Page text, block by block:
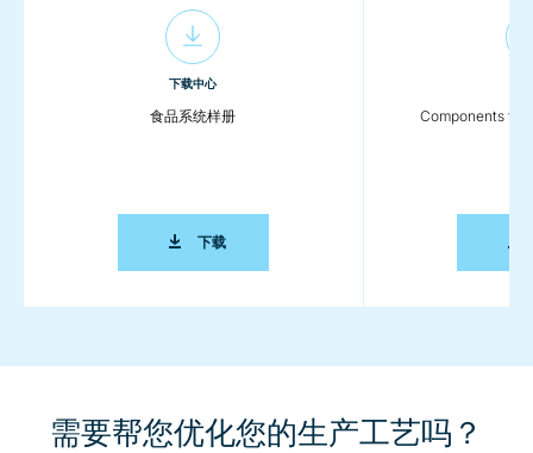
下载中心
食品系统样册
下载食品系统样册
Components for
需要帮您优化您的生产工艺吗？